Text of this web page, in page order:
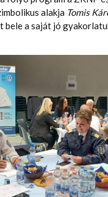
alakja Tomis
bele a saját jó